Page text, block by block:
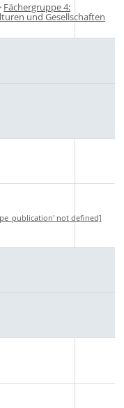
Fächergruppe 4:
und Gesellschaften
not defined]